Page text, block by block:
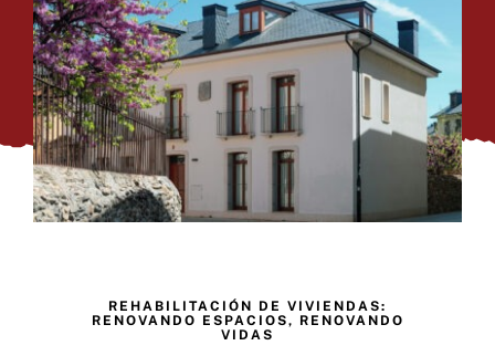
REHABILITACIÓN DE VIVIENDAS:
RENOVANDO ESPACIOS, RENOVANDO
VIDAS